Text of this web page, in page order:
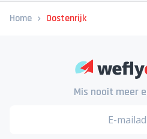
Home Oostenrijk
Mis nooit meer